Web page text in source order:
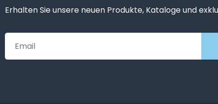
Erhalten Sie unsere neuen Produkte, Kataloge und